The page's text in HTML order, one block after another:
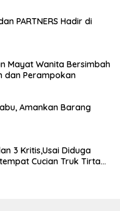
PARTNERS Hadir di
Mayat Wanita Bersimbah
dan Perampokan
Amankan Barang
3 Kritis,Usai Diduga
Cucian Truk Tirta